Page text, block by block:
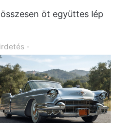
öt együttes lép
-